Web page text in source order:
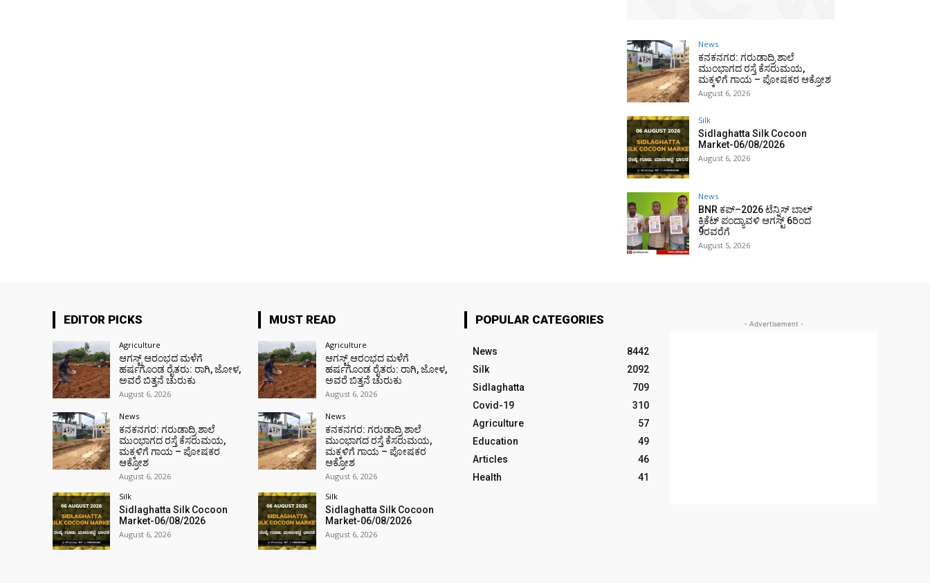
News
ಕನಕನಗರ: ಗರುಡಾದ್ರಿ ಶಾಲೆ
ಮುಂಭಾಗದ ರಸ್ತೆ ಕೆಸರುಮಯ,
ಮಕ್ಕಳಿಗೆ ಗಾಯ – ಪೋಷಕರ ಆಕ್ರೋಶ
August 6, 2026
Silk
Sidlaghatta Silk Cocoon
Market-06/08/2026
August 6, 2026
News
BNR ಕಪ್–2026 ಟೆನ್ನಿಸ್ ಬಾಲ್
ಕ್ರಿಕೆಟ್ ಪಂದ್ಯಾವಳಿ ಆಗಸ್ಟ್ 6ರಿಂದ
9ರವರೆಗೆ
August 5, 2026
EDITOR PICKS
Agriculture
ಆಗಸ್ಟ್ ಆರಂಭದ ಮಳೆಗೆ
ಹರ್ಷಗೊಂಡ ರೈತರು: ರಾಗಿ, ಜೋಳ,
ಅವರೆ ಬಿತ್ತನೆ ಚುರುಕು
August 6, 2026
News
ಕನಕನಗರ: ಗರುಡಾದ್ರಿ ಶಾಲೆ
ಮುಂಭಾಗದ ರಸ್ತೆ ಕೆಸರುಮಯ,
ಮಕ್ಕಳಿಗೆ ಗಾಯ – ಪೋಷಕರ
ಆಕ್ರೋಶ
August 6, 2026
Silk
Sidlaghatta Silk Cocoon
Market-06/08/2026
August 6, 2026
MUST READ
Agriculture
ಆಗಸ್ಟ್ ಆರಂಭದ ಮಳೆಗೆ
ಹರ್ಷಗೊಂಡ ರೈತರು: ರಾಗಿ, ಜೋಳ,
ಅವರೆ ಬಿತ್ತನೆ ಚುರುಕು
August 6, 2026
News
ಕನಕನಗರ: ಗರುಡಾದ್ರಿ ಶಾಲೆ
ಮುಂಭಾಗದ ರಸ್ತೆ ಕೆಸರುಮಯ,
ಮಕ್ಕಳಿಗೆ ಗಾಯ – ಪೋಷಕರ
ಆಕ್ರೋಶ
August 6, 2026
Silk
Sidlaghatta Silk Cocoon
Market-06/08/2026
August 6, 2026
POPULAR CATEGORIES
News
8442
Silk
2092
Sidlaghatta
709
Covid-19
310
Agriculture
57
Education
49
Articles
46
Health
41
- Advertisement -